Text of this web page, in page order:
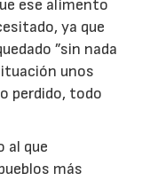
ese alimento
ya que
”sin nada
unos
perdido, todo
al que
más